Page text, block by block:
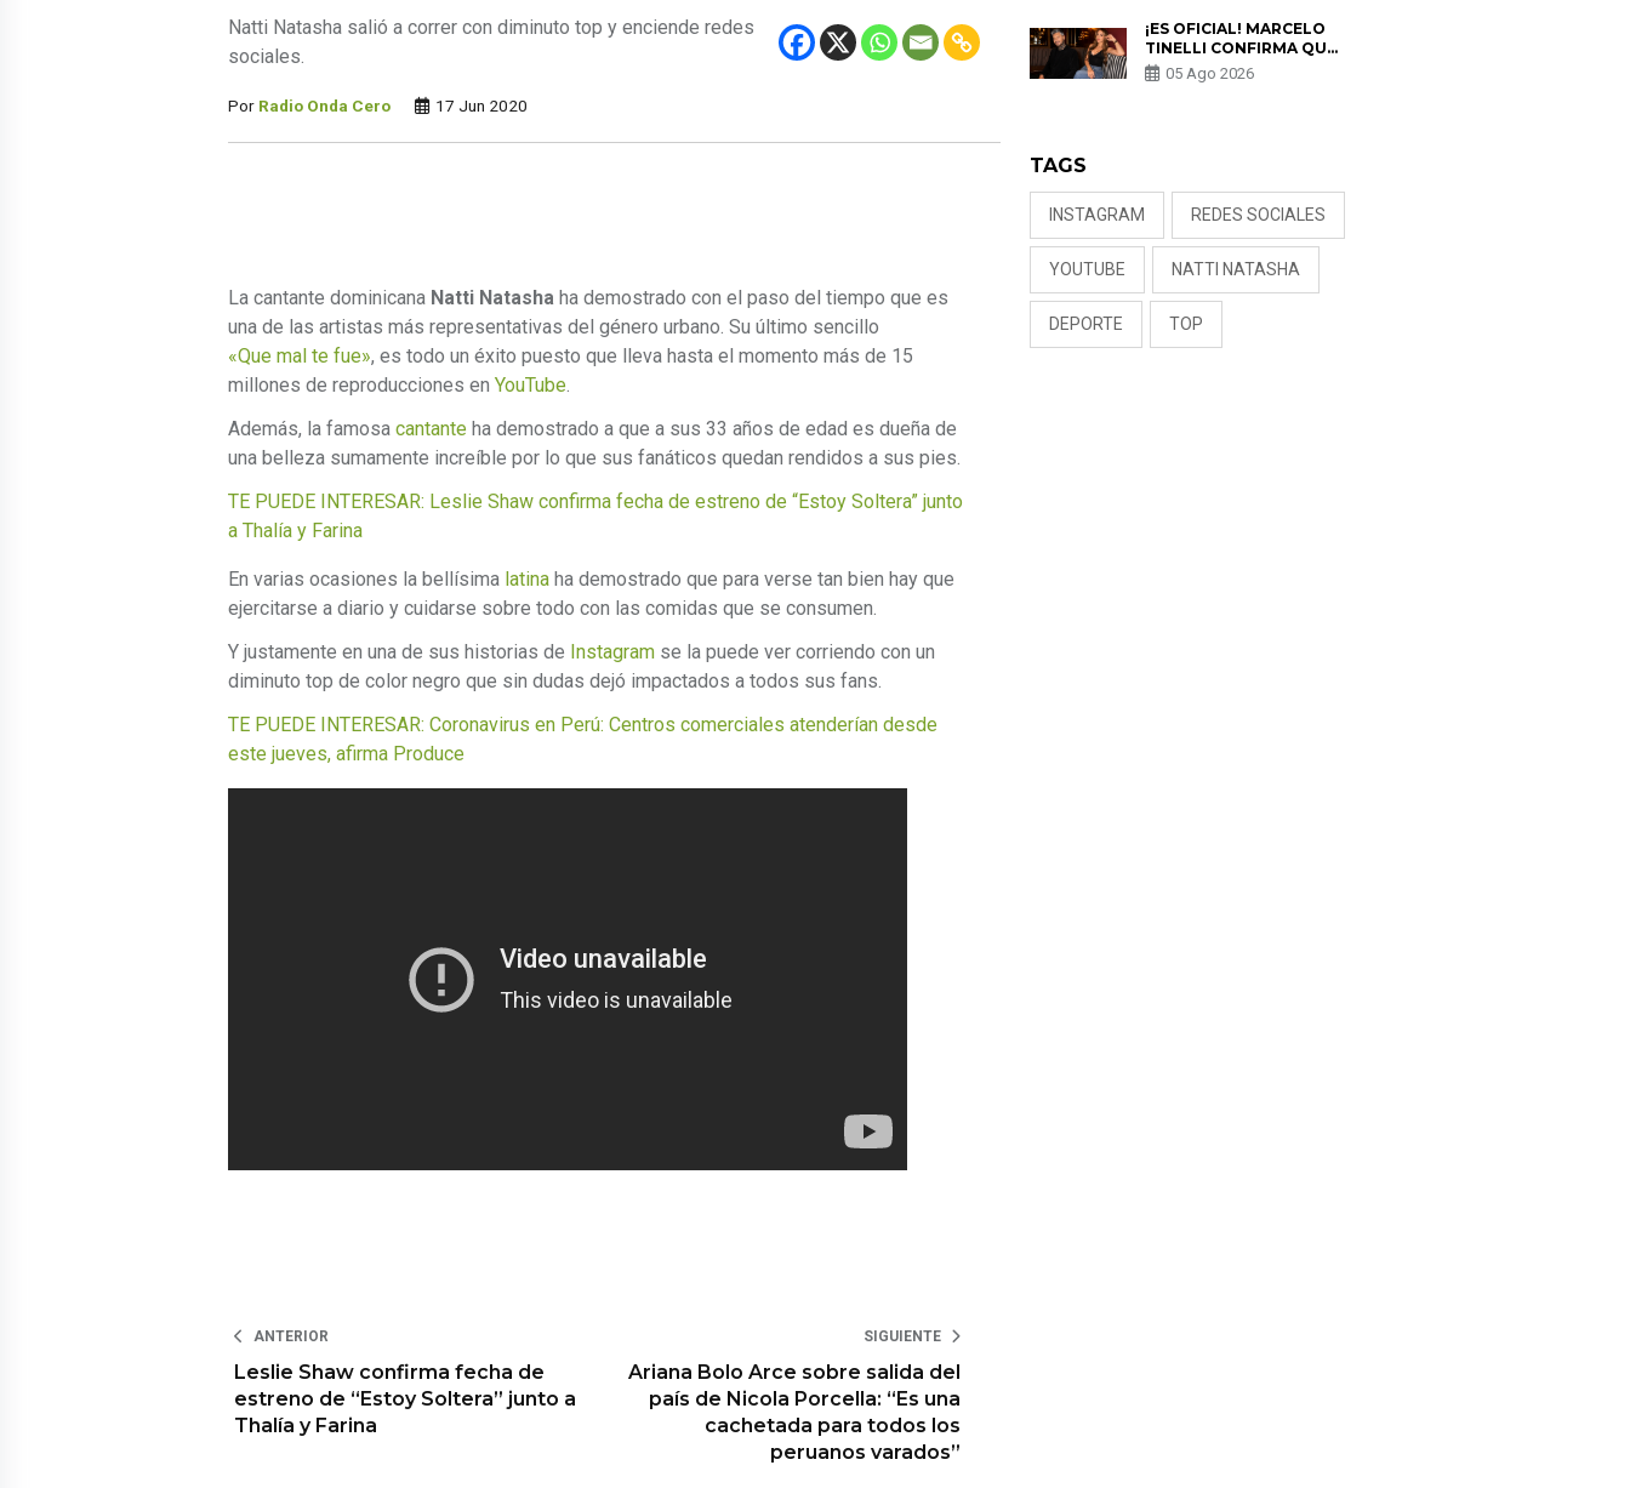
Natti Natasha salió a correr con diminuto top y enciende redes
sociales.
Por Radio Onda Cero 17 Jun 2020
La cantante dominicana Natti Natasha ha demostrado con el paso del tiempo que es
una de las artistas más representativas del género urbano. Su último sencillo
«Que mal te fue», es todo un éxito puesto que lleva hasta el momento más de 15
millones de reproducciones en YouTube.
Además, la famosa cantante ha demostrado a que a sus 33 años de edad es dueña de
una belleza sumamente increíble por lo que sus fanáticos quedan rendidos a sus pies.
TE PUEDE INTERESAR: Leslie Shaw confirma fecha de estreno de “Estoy Soltera” junto
a Thalía y Farina
En varias ocasiones la bellísima latina ha demostrado que para verse tan bien hay que
ejercitarse a diario y cuidarse sobre todo con las comidas que se consumen.
Y justamente en una de sus historias de Instagram se la puede ver corriendo con un
diminuto top de color negro que sin dudas dejó impactados a todos sus fans.
TE PUEDE INTERESAR: Coronavirus en Perú: Centros comerciales atenderían desde
este jueves, afirma Produce
ANTERIOR
Leslie Shaw confirma fecha de
estreno de “Estoy Soltera” junto a
Thalía y Farina
SIGUIENTE
Ariana Bolo Arce sobre salida del
país de Nicola Porcella: “Es una
cachetada para todos los
peruanos varados”
PREOCUPACIÓN
¡ES OFICIAL! MARCELO
TINELLI CONFIRMA QUE
REGRESÓ CON MILETT
FIGUEROA: “EL AMOR
05 Ago 2026
TAGS
INSTAGRAM REDES SOCIALES
YOUTUBE NATTI NATASHA
DEPORTE TOP